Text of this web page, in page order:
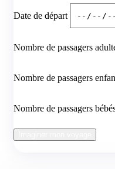
Date de départ
Nombre de passagers
Nombre de passagers
Nombre de passagers